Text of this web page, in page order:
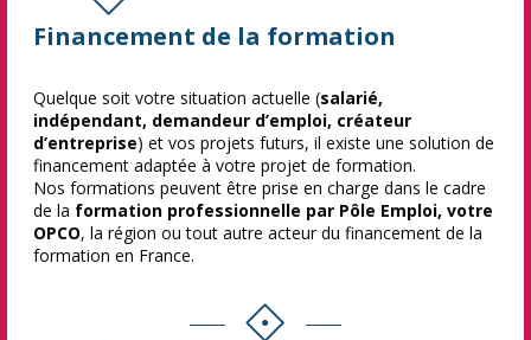
Financement de la formation
Quelque soit votre situation actuelle (salarié,
indépendant, demandeur d’emploi, créateur
d’entreprise) et vos projets futurs, il existe une solution de
financement adaptée à votre projet de formation.
Nos formations peuvent être prise en charge dans le cadre
de la formation professionnelle par Pôle Emploi, votre
OPCO, la région ou tout autre acteur du financement de la
formation en France.